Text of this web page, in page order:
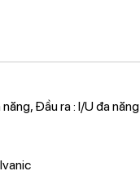
Đầu ra : I/U đa năng